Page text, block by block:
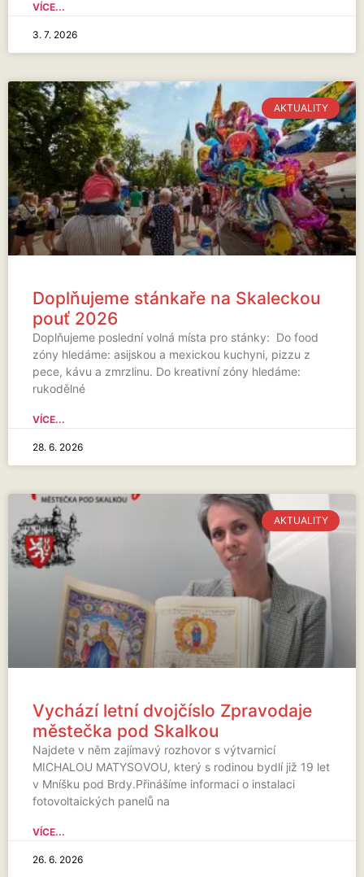
VÍCE...
3. 7. 2026
AKTUALITY
Doplňujeme stánkaře na Skaleckou
pouť 2026
Doplňujeme poslední volná místa pro stánky: Do food
zóny hledáme: asijskou a mexickou kuchyni, pizzu z
pece, kávu a zmrzlinu. Do kreativní zóny hledáme:
rukodělné
VÍCE...
28. 6. 2026
AKTUALITY
Vychází letní dvojčíslo Zpravodaje
městečka pod Skalkou
Najdete v něm zajímavý rozhovor s výtvarnicí
MICHALOU MATYSOVOU, který s rodinou bydlí již 19 let
v Mníšku pod Brdy.Přinášíme informaci o instalaci
fotovoltaických panelů na
VÍCE...
26. 6. 2026